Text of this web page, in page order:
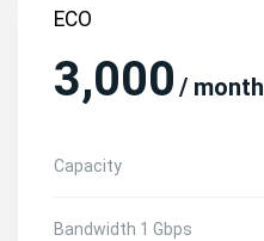
ECO
3,000 / month
Capacity
Bandwidth 1 Gbps